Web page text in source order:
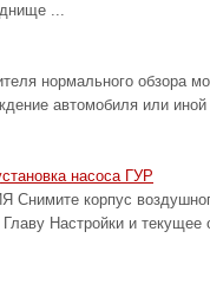
...
нормального обзора
автомобиля или
насоса ГУР
корпус воздушного
Настройки и текущее